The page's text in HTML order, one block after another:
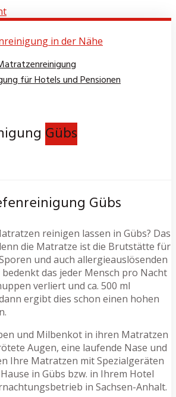
für Hotels und Pensionen
Gübs
Gübs
reinigen lassen in Gübs? Das
die Matratze ist die Brutstätte für
und auch allergieauslösenden
bedenkt das jeder Mensch pro Nacht
verliert und ca. 500 ml
ergibt dies schon einen hohen
und Milbenkot in ihren Matratzen
Augen, eine laufende Nase und
Ihre Matratzen mit Spezialgeräten
in Gübs bzw. in Ihrem Hotel
in Sachsen-Anhalt.